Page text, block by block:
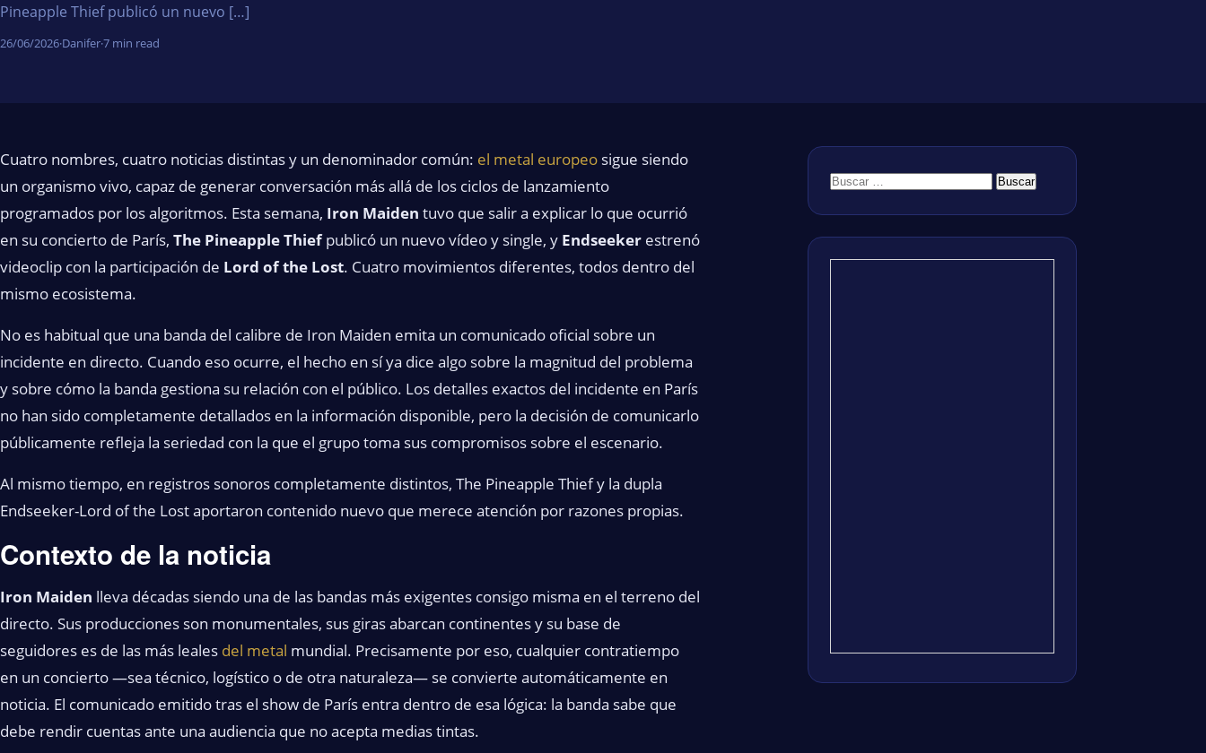
Pineapple Thief publicó un nuevo […]
26/06/2026·Danifer·7 min read
Cuatro nombres, cuatro noticias distintas y un denominador común: el metal europeo sigue siendo
un organismo vivo, capaz de generar conversación más allá de los ciclos de lanzamiento
programados por los algoritmos. Esta semana, Iron Maiden tuvo que salir a explicar lo que ocurrió
en su concierto de París, The Pineapple Thiefpublicó un nuevo vídeo y single, y Endseeker estrenó
videoclip con la participación de Lord of the Lost. Cuatro movimientos diferentes, todos dentro del
mismo ecosistema.
No es habitual que una banda del calibre de Iron Maiden emita un comunicado oficial sobre un
incidente en directo. Cuando eso ocurre, el hecho en sí ya dice algo sobre la magnitud del problema
y sobre cómo la banda gestiona su relación con el público. Los detalles exactos del incidente en París
no han sido completamente detallados en la información disponible, pero la decisión de comunicarlo
públicamente refleja la seriedad con la que el grupo toma sus compromisos sobre el escenario.
Al mismo tiempo, en registros sonoros completamente distintos, The Pineapple Thief y la dupla
Endseeker-Lord of the Lost aportaron contenido nuevo que merece atención por razones propias.
Contexto de la noticia
Iron Maiden lleva décadas siendo una de las bandas más exigentes consigo misma en el terreno del
directo. Sus producciones son monumentales, sus giras abarcan continentes y su base de
seguidores es de las más leales del metal mundial. Precisamente por eso, cualquier contratiempo
en un concierto —sea técnico, logístico o de otra naturaleza— se convierte automáticamente en
noticia. El comunicado emitido tras el show de París entra dentro de esa lógica: la banda sabe que
debe rendir cuentas ante una audiencia que no acepta medias tintas.
Buscar: